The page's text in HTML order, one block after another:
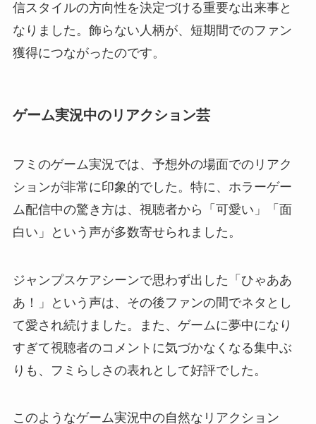
信スタイルの方向性を決定づける重要な出来事と
なりました。飾らない人柄が、短期間でのファン
獲得につながったのです。
ゲーム実況中のリアクション芸
フミのゲーム実況では、予想外の場面でのリアク
ションが非常に印象的でした。特に、ホラーゲー
ム配信中の驚き方は、視聴者から「可愛い」「面
白い」という声が多数寄せられました。
ジャンプスケアシーンで思わず出した「ひゃああ
あ！」という声は、その後ファンの間でネタとし
て愛され続けました。また、ゲームに夢中になり
すぎて視聴者のコメントに気づかなくなる集中ぶ
りも、フミらしさの表れとして好評でした。
このようなゲーム実況中の自然なリアクション